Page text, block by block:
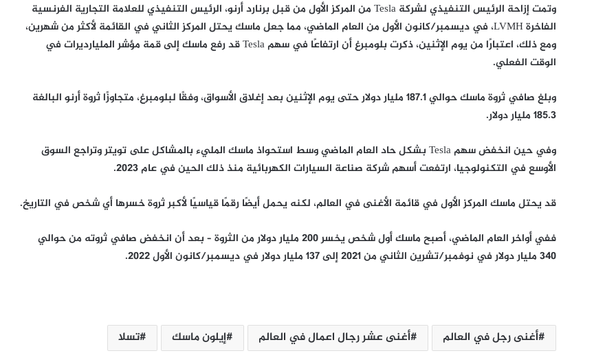
وتمت إزاحة الرئيس التنفيذي لشركة Tesla من المركز الأول من قبل برنارد أرنو، الرئيس التنفيذي للعلامة التجارية الفرنسية
الفاخرة LVMH، في ديسمبر/كانون الأول من العام الماضي، مما جعل ماسك يحتل المركز الثاني في القائمة لأكثر من شهرين،
ومع ذلك، اعتبارًا من يوم الإثنين، ذكرت بلومبرغ أن ارتفاعًا في سهم Tesla قد رفع ماسك إلى قمة مؤشر المليارديرات في
الوقت الفعلي.
وبلغ صافي ثروة ماسك حوالي 187.1 مليار دولار حتى يوم الإثنين بعد إغلاق الأسواق، وفقًا لبلومبرغ، متجاوزًا ثروة أرنو البالغة
185.3 مليار دولار.
وفي حين انخفض سهم Tesla بشكل حاد العام الماضي وسط استحواذ ماسك المليء بالمشاكل على تويتر وتراجع السوق
الأوسع في التكنولوجيا، ارتفعت أسهم شركة صناعة السيارات الكهربائية منذ ذلك الحين في عام 2023.
قد يحتل ماسك المركز الأول في قائمة الأغنى في العالم، لكنه يحمل أيضًا رقمًا قياسيًا لأكبر ثروة خسرها أي شخص في التاريخ.
ففي أواخر العام الماضي، أصبح ماسك أول شخص يخسر 200 مليار دولار من الثروة – بعد أن انخفض صافي ثروته من حوالي
340 مليار دولار في نوفمبر/تشرين الثاني من 2021 إلى 137 مليار دولار في ديسمبر/كانون الأول 2022.
أغنى رجل في العالم أغنى عشر رجال اعمال في العالم إيلون ماسك تسلا
208 شهداء..إسرائيل تتعمد قتل